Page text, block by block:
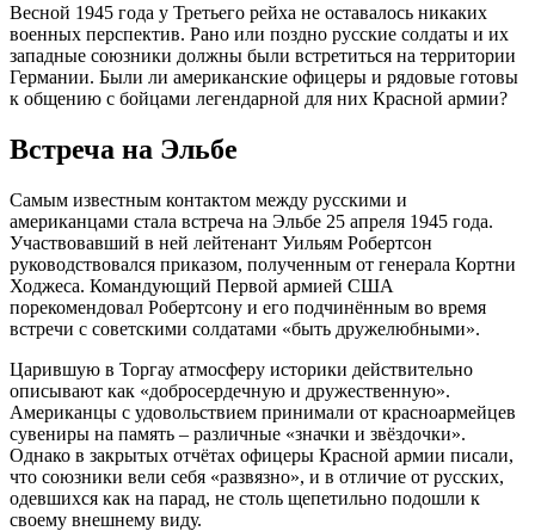
Весной 1945 года у Третьего рейха не оставалось никаких
военных перспектив. Рано или поздно русские солдаты и их
западные союзники должны были встретиться на территории
Германии. Были ли американские офицеры и рядовые готовы
к общению с бойцами легендарной для них Красной армии?
Встреча на Эльбе
Самым известным контактом между русскими и
американцами стала встреча на Эльбе 25 апреля 1945 года.
Участвовавший в ней лейтенант Уильям Робертсон
руководствовался приказом, полученным от генерала Кортни
Ходжеса. Командующий Первой армией США
порекомендовал Робертсону и его подчинённым во время
встречи с советскими солдатами «быть дружелюбными».
Царившую в Торгау атмосферу историки действительно
описывают как «добросердечную и дружественную».
Американцы с удовольствием принимали от красноармейцев
сувениры на память – различные «значки и звёздочки».
Однако в закрытых отчётах офицеры Красной армии писали,
что союзники вели себя «развязно», и в отличие от русских,
одевшихся как на парад, не столь щепетильно подошли к
своему внешнему виду.